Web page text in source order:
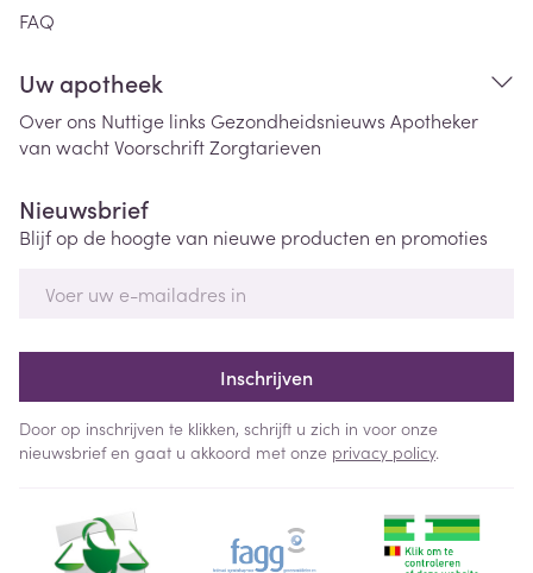
FAQ
Uw apotheek
Over ons Nuttige links Gezondheidsnieuws Apotheker
van wachtVoorschriftZorgtarieven
Nieuwsbrief
Blijf op de hoogte van nieuwe producten en promoties
Inschrijven
Door op inschrijven te klikken, schrijft u zich in voor onze
nieuwsbrief en gaat u akkoord met onze privacy policy.